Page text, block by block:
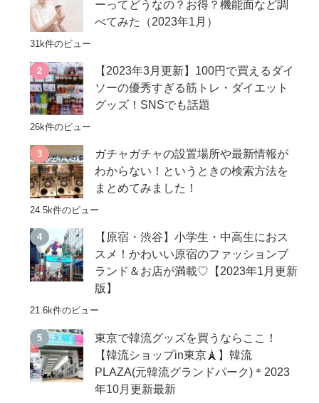
ーってどうなの？お得？機能面など調
べてみた（2023年1月）
31k件のビュー
【2023年3月更新】100円で買えるダイ
ソーの優秀すぎる筋トレ・ダイエット
グッズ！SNSでも話題
26k件のビュー
ガチャガチャの設置場所や最新情報が
わからない！というときの検索方法を
まとめてみました！
24.5k件のビュー
【原宿・渋谷】小学生・中高生におス
スメ！かわいい原宿のファッションブ
ランド＆お店が満載♡【2023年1月更新
版】
21.6k件のビュー
東京で韓流グッズを買うならここ！
【韓流ショップin東京🗼】韓流
PLAZA(元韓流グランドパーク)＊2023
年10月更新最新